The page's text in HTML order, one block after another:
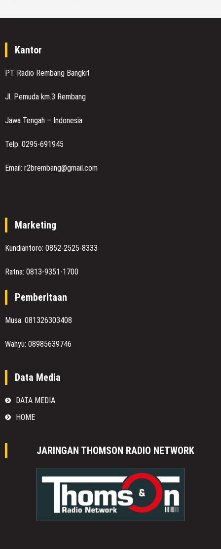
Kantor
PT. Radio Rembang Bangkit
Jl. Pemuda km.3 Rembang
Jawa Tengah – Indonesia
Telp. 0295-691945
Email: r2brembang@gmail.com
Marketing
Kundiantoro: 0852-2525-8333
Ratna: 0813-9351-1700
Pemberitaan
Musa: 081326303408
Wahyu: 08985639746
Data Media
DATA MEDIA
HOME
JARINGAN THOMSON RADIO NETWORK